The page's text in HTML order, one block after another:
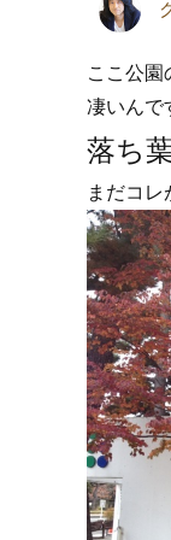
ここ公園
凄いんで
落ち
まだコレ